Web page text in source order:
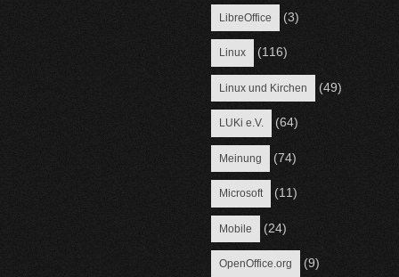
LibreOffice (3)
Linux (116)
Linux und Kirchen (49)
LUKi e.V. (64)
Meinung (74)
Microsoft (11)
Mobile (24)
OpenOffice.org (9)